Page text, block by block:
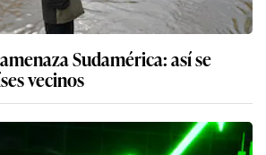
Sudamérica: así se
vecinos